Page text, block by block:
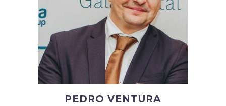
PEDRO VENTURA